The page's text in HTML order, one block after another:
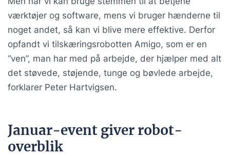
værktøjer og software, mens vi bruger hænderne til
noget andet, så kan vi blive mere effektive. Derfor
opfandt vi tilskæringsrobotten Amigo, som er en
“ven”, man har med på arbejde, der hjælper med alt
det støvede, støjende, tunge og bøvlede arbejde,
forklarer Peter Hartvigsen.
Januar-event giver robot-
overblik